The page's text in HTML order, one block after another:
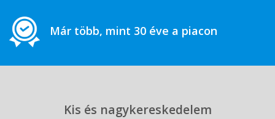
Már több, mint 30 éve a piacon
Kis és nagykereskedelem